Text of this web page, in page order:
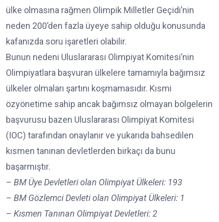
ülke olmasına rağmen Olimpik Milletler Geçidi’nin
neden 200’den fazla üyeye sahip olduğu konusunda
kafanızda soru işaretleri olabilir.
Bunun nedeni Uluslararası Olimpiyat Komitesi’nin
Olimpiyatlara başvuran ülkelere tamamıyla bağımsız
ülkeler olmaları şartını koşmamasıdır. Kısmi
özyönetime sahip ancak bağımsız olmayan bölgelerin
başvurusu bazen Uluslararası Olimpiyat Komitesi
(IOC) tarafından onaylanır ve yukarıda bahsedilen
kısmen tanınan devletlerden birkaçı da bunu
başarmıştır.
– BM Üye Devletleri olan Olimpiyat Ülkeleri: 193
– BM Gözlemci Devleti olan Olimpiyat Ülkeleri: 1
– Kısmen Tanınan Olimpiyat Devletleri: 2